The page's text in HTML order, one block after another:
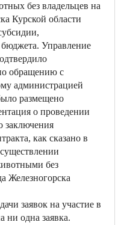
без владельцев на
Курской области
бюджета. Управление
обращению с
администрацией
размещено
о проведении
заключения
как сказано в
без
Железногорска
заявок на участие в
ни одна заявка.